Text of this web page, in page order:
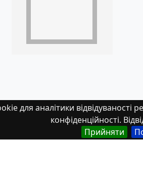
для аналітики відвідуваності
конфіденційності.
Прийняти